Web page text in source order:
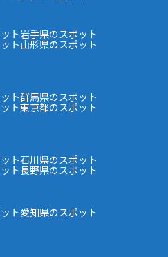
ト岩手県のスポット
ト山形県のスポット
ト群馬県のスポット
ト東京都のスポット
ト石川県のスポット
ト長野県のスポット
ト愛知県のスポット